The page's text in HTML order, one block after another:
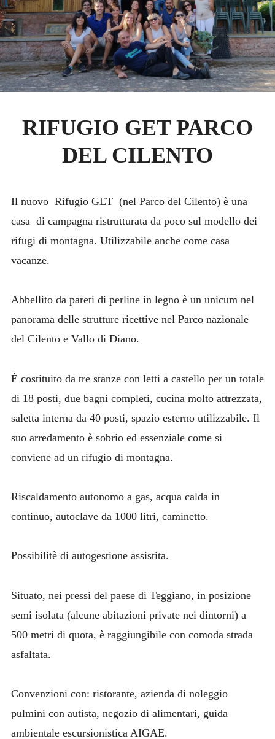
VIAGGI IN ITALIA
TREKKING PUGLIA
RIFUGIO GET PARCO DEL CILENTO
PROGRAMMA 2026
child
FOTO
RIFUGIO GET PARCO
DEL CILENTO
Il nuovo Rifugio GET (nel Parco del Cilento) è una
casa di campagna ristrutturata da poco sul modello dei
rifugi di montagna. Utilizzabile anche come casa
vacanze.
Abbellito da pareti di perline in legno è un unicum nel
panorama delle strutture ricettive nel Parco nazionale
del Cilento e Vallo di Diano.
È costituito da tre stanze con letti a castello per un totale
di 18 posti, due bagni completi, cucina molto attrezzata,
saletta interna da 40 posti, spazio esterno utilizzabile. Il
suo arredamento è sobrio ed essenziale come si
conviene ad un rifugio di montagna.
Riscaldamento autonomo a gas, acqua calda in
continuo, autoclave da 1000 litri, caminetto.
Possibilitè di autogestione assistita.
Situato, nei pressi del paese di Teggiano, in posizione
semi isolata (alcune abitazioni private nei dintorni) a
500 metri di quota, è raggiungibile con comoda strada
asfaltata.
Convenzioni con: ristorante, azienda di noleggio
pulmini con autista, negozio di alimentari, guida
ambientale escursionistica AIGAE.